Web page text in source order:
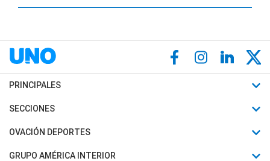
PRINCIPALES
Últimas Noticias
Política
SECCIONES
Horóscopo
Motores
OVACIÓN DEPORTES
Fútbol
GRUPO AMÉRICA INTERIOR